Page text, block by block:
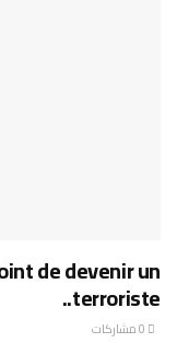
de devenir un
terroriste..